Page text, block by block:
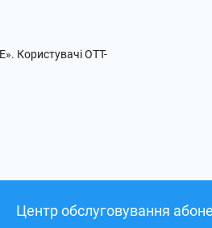
Користувачі ОТТ-
Центр обслуговування